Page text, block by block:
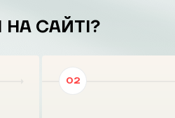
САЙТІ?